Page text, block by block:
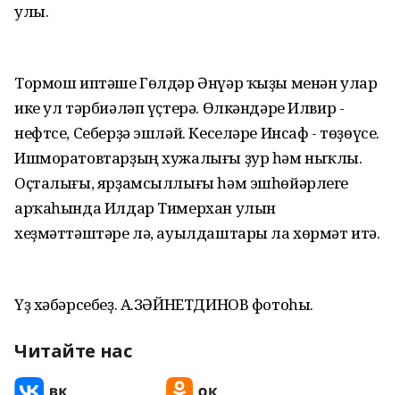
улы.
Тормош иптәше Гөлдәр Әнүәр ҡыҙы менән улар
ике ул тәрбиәләп үҫтерә. Өлкәндәре Илвир -
нефтсе, Себерҙә эшләй. Кеселәре Инсаф - төҙөүсе.
Ишморатовтарҙың хужалығы ҙур һәм ныҡлы.
Оҫталығы, ярҙамсыллығы һәм эшһөйәрлеге
арҡаһында Илдар Тимерхан улын
хеҙмәттәштәре лә, ауылдаштары ла хөрмәт итә.
Үҙ хәбәрсебеҙ. А.ЗӘЙНЕТДИНОВ фотоһы.
Читайте нас